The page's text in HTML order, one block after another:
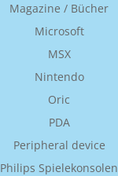
Magazine / Bücher
Microsoft
MSX
Nintendo
Oric
PDA
Peripheral device
Philips Spielekonsolen